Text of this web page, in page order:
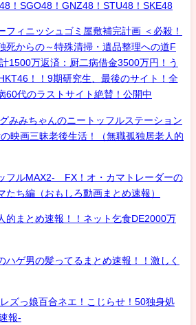
！SGO48！GNZ48！STU48！SKE48
フィニッシュゴミ屋敷補完計画 ＜必殺！
死からの～特殊清掃・遺品整理への道F
1500万返済：厨二病借金3500万円！う
！！9期研究生、最後のサイト！全
60代のラストサイト絶賛！公開中
みみちゃんのニートッフルステーション
映画三昧老後生活！（無職孤独居老人的
フルMAX2- FX！オ・カマトレーダーの
ち編（おもしろ動画まとめ速報）
的まとめ速報！！ネット乞食DE2000万
ハゲ男の髪ってるまとめ速報！！激しく
ズっ娘百合ネエ！こじらせ！50独身処
報-